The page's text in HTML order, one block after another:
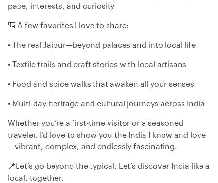
pace, interests, and curiosity
🎒 A few favorites I love to share:
• The real Jaipur—beyond palaces and into local life
• Textile trails and craft stories with local artisans
• Food and spice walks that awaken all your senses
• Multi-day heritage and cultural journeys across India
Whether you’re a first-time visitor or a seasoned
traveler, I’d love to show you the India I know and love
—vibrant, complex, and endlessly fascinating.
📍Let’s go beyond the typical. Let’s discover India like a
local, together.